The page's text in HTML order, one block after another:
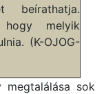
beírathatja.
melyik
(K-OJOG-
megtalálása sok